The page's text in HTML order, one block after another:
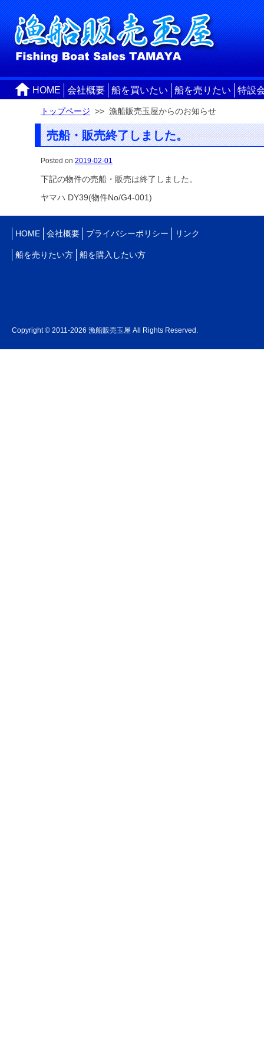
HOME 会社概要 船を買いたい 船を売りたい 特設
トップページ >> 漁船販売玉屋からのお知らせ
売船・販売終了しました。
Posted on 2019-02-01
下記の物件の売船・販売は終了しました。
ヤマハ DY39(物件No/G4-001)
HOME 会社概要 プライバシーポリシー リンク
船を売りたい方 船を購入したい方
Copyright © 2011-2026 漁船販売玉屋 All Rights Reserved.